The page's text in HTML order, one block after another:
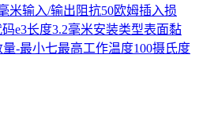
米输入/输出阻抗50欧姆插入损
e3长度3.2毫米安装类型表面黏
-最小七最高工作温度100摄氏度